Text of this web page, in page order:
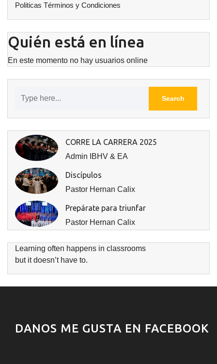
Politicas Términos y Condiciones
Quién está en línea
En este momento no hay usuarios online
CORRE LA CARRERA 2025
Admin IBHV & EA
Discípulos
Pastor Hernan Calix
Prepárate para triunfar
Pastor Hernan Calix
Learning often happens in classrooms
but it doesn’t have to.
DANOS ME GUSTA EN FACEBOOK